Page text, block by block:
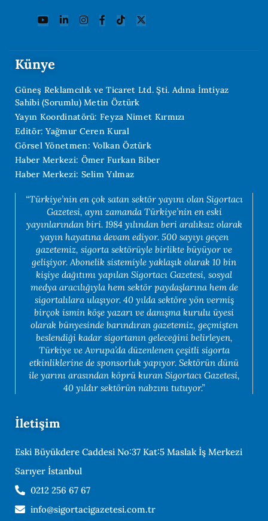
Künye
Güneş Reklamcılık ve Ticaret Ltd. Şti. Adına İmtiyaz
Sahibi (Sorumlu) Metin Öztürk
Yayın Koordinatörü: Feyza Nimet Kırmızı
Editör: Yağmur Ceren Kural
Görsel Yönetmen: Volkan Öztürk
Haber Merkezi: Ömer Furkan Biber
Haber Merkezi: Selim Yılmaz
“Türkiye’nin en çok satan sektör yayını olan Sigortacı
Gazetesi, aynı zamanda Türkiye’nin en eski
yayınlarından biri. 1984 yılından beri aralıksız olarak
yayın hayatına devam ediyor. 500 sayıyı geçen
gazetemiz, sigorta sektörüyle birlikte büyüyor ve
gelişiyor. Abonelik sistemiyle yaklaşık olarak 10 bin
kişiye dağıtımı yapılan Sigortacı Gazetesi, sosyal
medya aracılığıyla hem sektör paydaşlarına hem de
sigortalılara ulaşıyor. 40 yılda sektöre yön vermiş
birçok ismin köşe yazarı ve danışma kurulu üyesi
olarak bünyesinde barındıran gazetemiz, geçmişten
beslendiği kadar sigortanın geleceğini belirleyen,
Türkiye ve Avrupa’da düzenlenen çeşitli sigorta
etkinliklerine de sponsorluk yapıyor. Sektörün dünü
ile yarını arasından köprü kuran Sigortacı Gazetesi,
40 yıldır sektörün nabzını tutuyor.”
İletişim
Eski Büyükdere Caddesi No:37 Kat:5 Maslak İş Merkezi
Sarıyer İstanbul
0212 256 67 67
info@sigortacigazetesi.com.tr